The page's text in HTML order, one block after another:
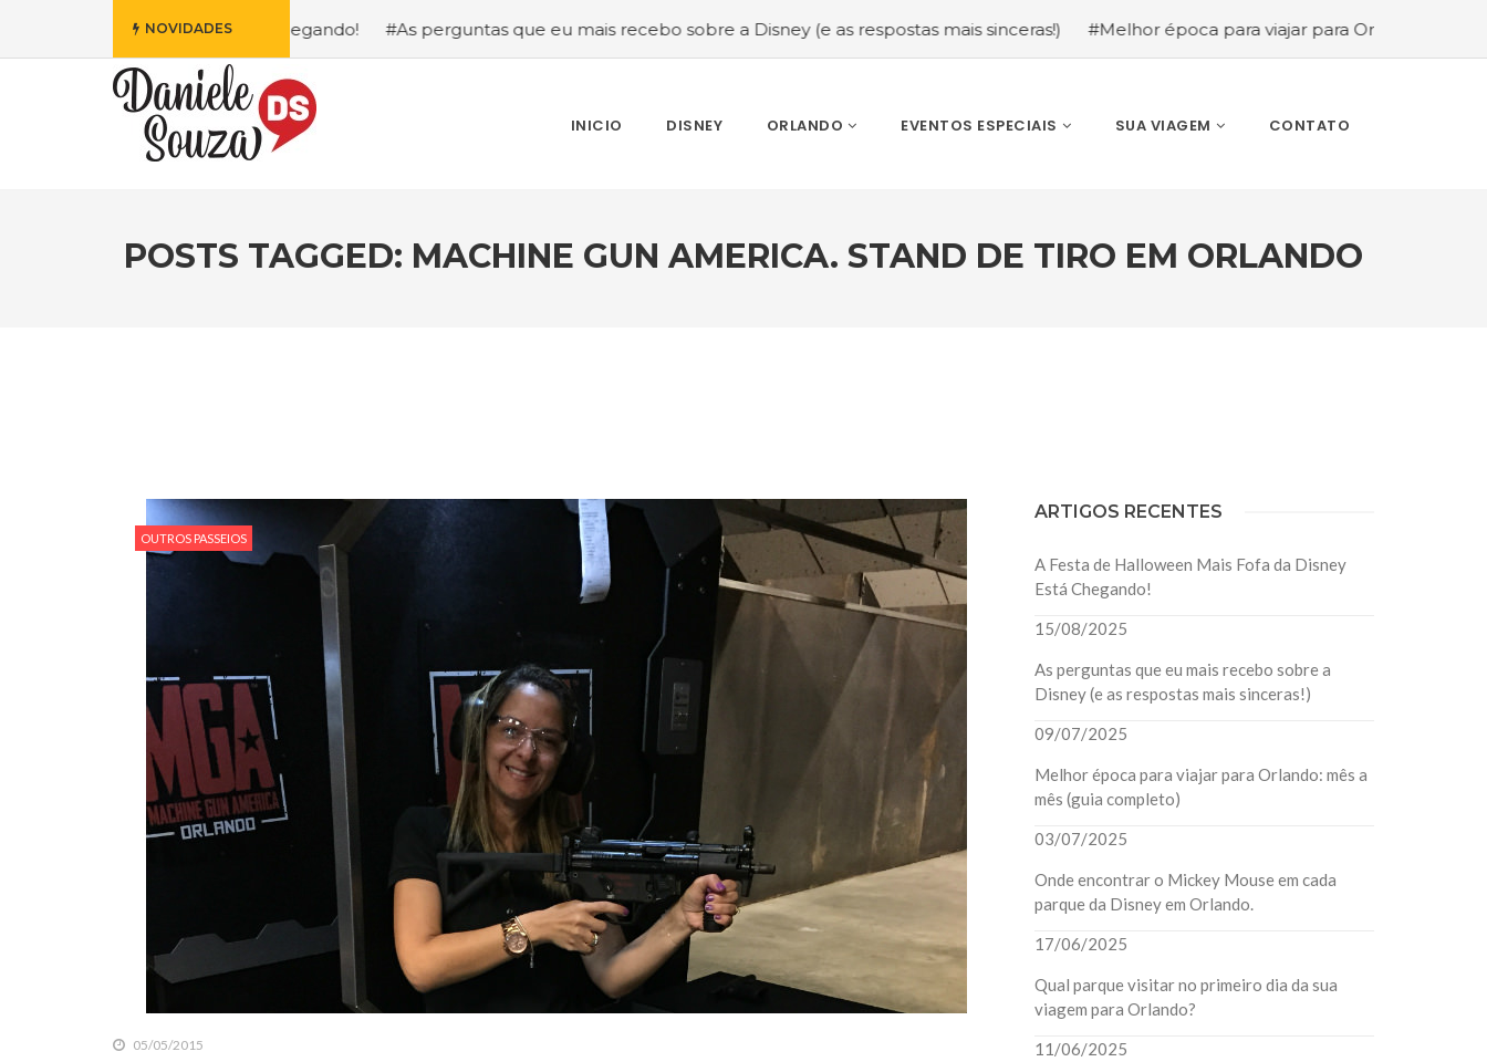
NOVIDADES
da Disney Está Chegando! #As perguntas que eu mais recebo sobre a Disney (e as respostas mais sinceras!) #Melhor época para viajar para Orlando: mês a mês
INICIO DISNEY ORLANDO EVENTOS ESPECIAIS SUA VIAGEM CONTATO
POSTS TAGGED: MACHINE GUN AMERICA. STAND DE TIRO EM ORLANDO
OUTROS PASSEIOS
05/05/2015
ARTIGOS RECENTES
A Festa de Halloween Mais Fofa da Disney
Está Chegando!
15/08/2025
As perguntas que eu mais recebo sobre a
Disney (e as respostas mais sinceras!)
09/07/2025
Melhor época para viajar para Orlando: mês a
mês (guia completo)
03/07/2025
Onde encontrar o Mickey Mouse em cada
parque da Disney em Orlando.
17/06/2025
Qual parque visitar no primeiro dia da sua
viagem para Orlando?
11/06/2025